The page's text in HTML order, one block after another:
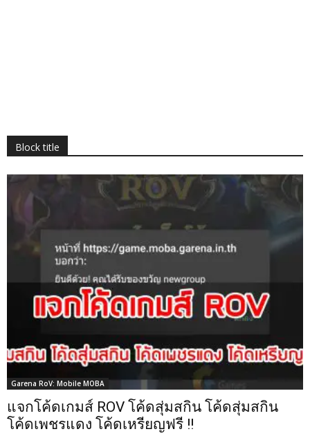
Block title
Garena RoV: Mobile MOBA
แจกโค้ดเกมส์ ROV โค้ดสุ่มสกิน โค้ดสุ่มสกิน
โค้ดเพชรแดง โค้ดเหรียญฟรี !!